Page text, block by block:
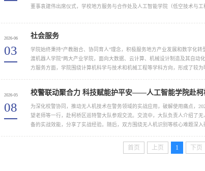
董事袁建伟出席仪式，学校地方服务与合作处及人工智能学院（低空技术与工
培养的重要方向。他表示，校企双方将紧扣人才共享、...
2026-06
03
社会服务
学院始终秉持“产教融合、协同育人”理念，积极服务地方产业发展和数字化
渡机器人学院”两大产业学院，面向大数据、云计算、机械设计制造及其自动
方服务方面，学院围绕计算机科学与技术和机械工程等学科方向，形成了较
2026-05
08
校警联动聚合力 科技赋能护平安——人工智能学院赴柯
为深化校警协同，推动无人机技术在警务领域的实战应用，破解使用痛点，
望老师等一行，赴柯桥区巡特警大队参观交流。交流中，大队负责人介绍了
备的实战效能，分享了实战经验。随后，双方围绕无人机识别等核心难题深
首页 上页 1 下页